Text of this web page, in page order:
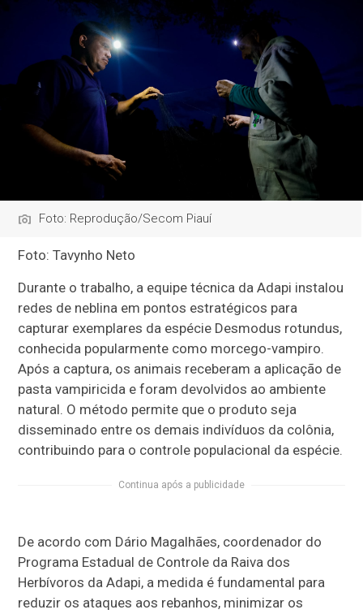
Foto: Reprodução/Secom Piauí
Foto: Tavynho Neto
Durante o trabalho, a equipe técnica da Adapi instalou
redes de neblina em pontos estratégicos para
capturar exemplares da espécie Desmodus rotundus,
conhecida popularmente como morcego-vampiro.
Após a captura, os animais receberam a aplicação de
pasta vampiricida e foram devolvidos ao ambiente
natural. O método permite que o produto seja
disseminado entre os demais indivíduos da colônia,
contribuindo para o controle populacional da espécie.
Continua após a publicidade
De acordo com Dário Magalhães, coordenador do
Programa Estadual de Controle da Raiva dos
Herbívoros da Adapi, a medida é fundamental para
reduzir os ataques aos rebanhos, minimizar os